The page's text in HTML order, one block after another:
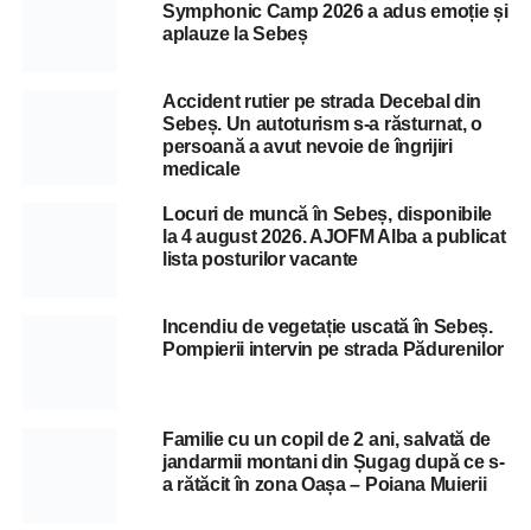
Symphonic Camp 2026 a adus emoție și
aplauze la Sebeș
Accident rutier pe strada Decebal din
Sebeș. Un autoturism s-a răsturnat, o
persoană a avut nevoie de îngrijiri
medicale
Locuri de muncă în Sebeș, disponibile
la 4 august 2026. AJOFM Alba a publicat
lista posturilor vacante
Incendiu de vegetație uscată în Sebeș.
Pompierii intervin pe strada Pădurenilor
Familie cu un copil de 2 ani, salvată de
jandarmii montani din Șugag după ce s-
a rătăcit în zona Oașa – Poiana Muierii